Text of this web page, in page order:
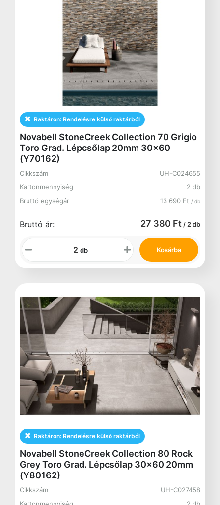
Raktáron: Rendelésre külső raktárból
Novabell StoneCreek Collection 70 Grigio
Toro Grad. Lépcsőlap 20mm 30x60
(Y70162)
Cikkszám
UH-C024655
Kartonmennyiség
2 db
Bruttó egységár
13 690 Ft / db
Bruttó ár: 27 380 Ft / 2 db
db Kosárba
Raktáron: Rendelésre külső raktárból
Novabell StoneCreek Collection 80 Rock
Grey Toro Grad. Lépcsőlap 30x60 20mm
(Y80162)
Cikkszám
UH-C027458
Kartonmennyiség
2 db